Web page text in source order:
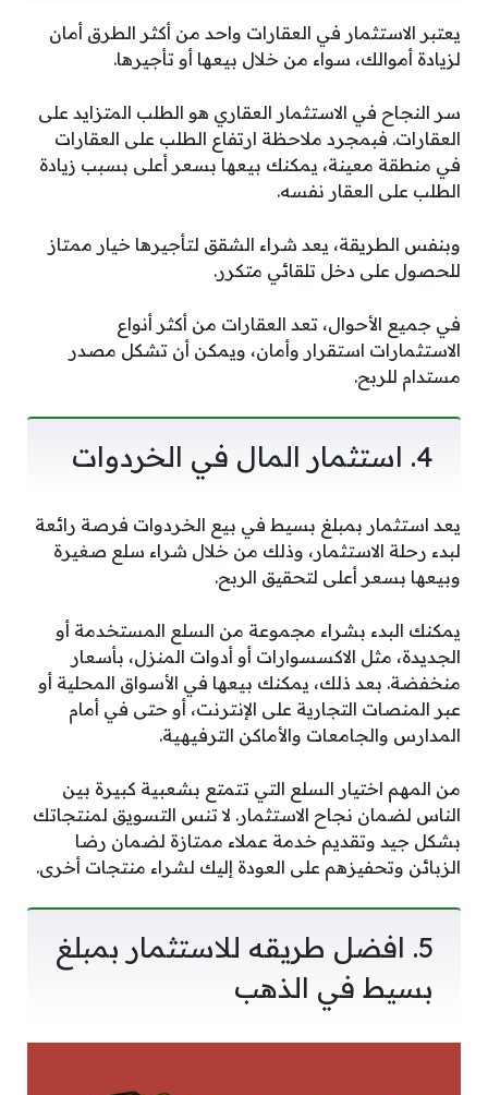
يعتبر الاستثمار في العقارات واحد من أكثر الطرق أمان
لزيادة أموالك، سواء من خلال بيعها أو تأجيرها.
سر النجاح في الاستثمار العقاري هو الطلب المتزايد على
العقارات. فبمجرد ملاحظة ارتفاع الطلب على العقارات
في منطقة معينة، يمكنك بيعها بسعر أعلى بسبب زيادة
الطلب على العقار نفسه.
وبنفس الطريقة، يعد شراء الشقق لتأجيرها خيار ممتاز
للحصول على دخل تلقائي متكرر.
في جميع الأحوال، تعد العقارات من أكثر أنواع
الاستثمارات استقرار وأمان، ويمكن أن تشكل مصدر
مستدام للربح.
4. استثمار المال في الخردوات
يعد استثمار بمبلغ بسيط في بيع الخردوات فرصة رائعة
لبدء رحلة الاستثمار، وذلك من خلال شراء سلع صغيرة
وبيعها بسعر أعلى لتحقيق الربح.
يمكنك البدء بشراء مجموعة من السلع المستخدمة أو
الجديدة، مثل الاكسسوارات أو أدوات المنزل، بأسعار
منخفضة. بعد ذلك، يمكنك بيعها في الأسواق المحلية أو
عبر المنصات التجارية على الإنترنت، أو حتى في أمام
المدارس والجامعات والأماكن الترفيهية.
من المهم اختيار السلع التي تتمتع بشعبية كبيرة بين
الناس لضمان نجاح الاستثمار. لا تنس التسويق لمنتجاتك
بشكل جيد وتقديم خدمة عملاء ممتازة لضمان رضا
الزبائن وتحفيزهم على العودة إليك لشراء منتجات أخرى.
5. افضل طريقه للاستثمار بمبلغ
بسيط في الذهب